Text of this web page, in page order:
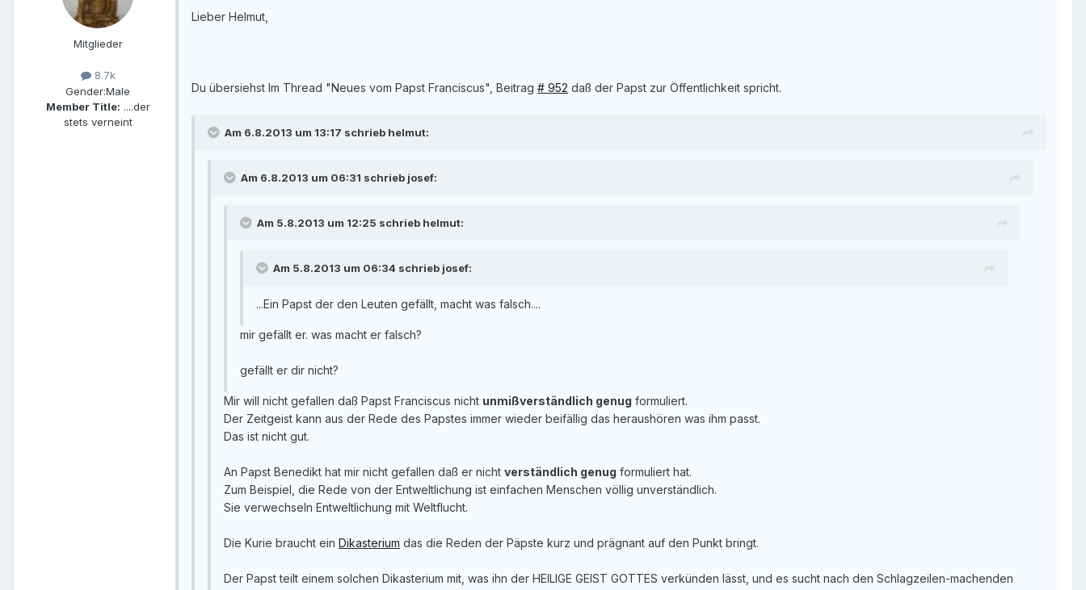
Mitglieder
8.7k
Gender:Male
Member Title: ....der
stets verneint
Lieber Helmut,
Du übersiehst Im Thread "Neues vom Papst Franciscus", Beitrag # 952 daß der Papst zur Öffentlichkeit spricht.
Am 6.8.2013 um 13:17 schrieb helmut:
Am 6.8.2013 um 06:31 schrieb josef:
Am 5.8.2013 um 12:25 schrieb helmut:
Am 5.8.2013 um 06:34 schrieb josef:
...Ein Papst der den Leuten gefällt, macht was falsch....
mir gefällt er. was macht er falsch?
gefällt er dir nicht?
Mir will nicht gefallen daß Papst Franciscus nicht unmißverständlich genug formuliert.
Der Zeitgeist kann aus der Rede des Papstes immer wieder beifällig das heraushören was ihm passt.
Das ist nicht gut.
An Papst Benedikt hat mir nicht gefallen daß er nicht verständlich genug formuliert hat.
Zum Beispiel, die Rede von der Entweltlichung ist einfachen Menschen völlig unverständlich.
Sie verwechseln Entweltlichung mit Weltflucht.
Die Kurie braucht ein Dikasterium das die Reden der Päpste kurz und prägnant auf den Punkt bringt.
Der Papst teilt einem solchen Dikasterium mit, was ihn der HEILIGE GEIST GOTTES verkünden lässt, und es sucht nach den Schlagzeilen-machenden